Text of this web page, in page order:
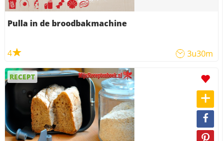
Pulla in de broodbakmachine
4 3u30m
RECEPT